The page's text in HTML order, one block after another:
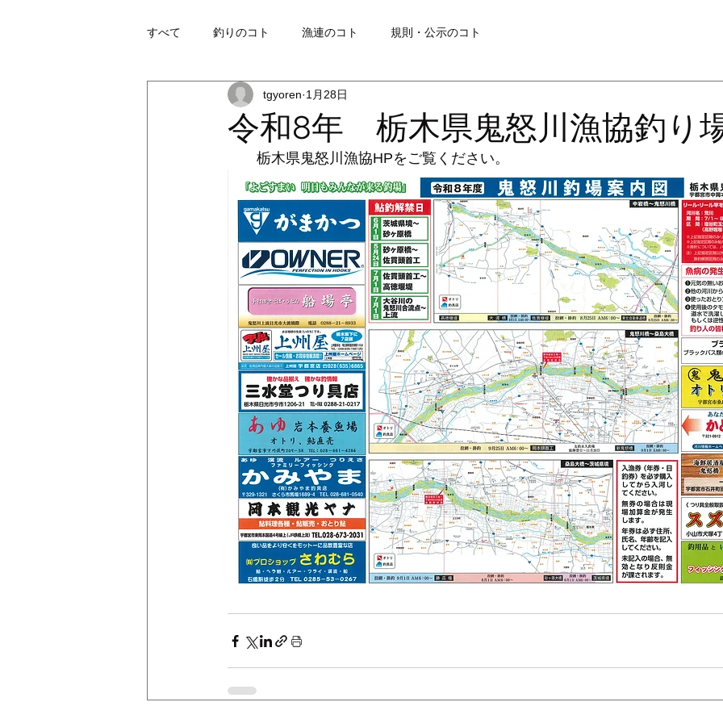
すべて 釣りのコト 漁連のコト 規則・公示のコト
令和8年 栃木県鬼怒川漁協釣り
tgyoren 1月28日
栃木県鬼怒川漁協HPをご覧ください。